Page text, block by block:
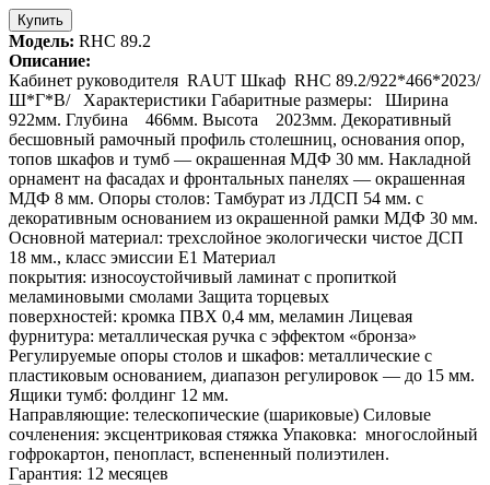
Купить
Модель: RHC 89.2
Описание:
Кабинет руководителя RAUT Шкаф RHC 89.2/922*466*2023/
Ш*Г*В/ Характеристики Габаритные размеры: Ширина
922мм. Глубина 466мм. Высота 2023мм. Декоративный
бесшовный рамочный профиль столешниц, основания опор,
топов шкафов и тумб — окрашенная МДФ 30 мм. Накладной
орнамент на фасадах и фронтальных панелях — окрашенная
МДФ 8 мм. Опоры столов: Тамбурат из ЛДСП 54 мм. с
декоративным основанием из окрашенной рамки МДФ 30 мм.
Основной материал: трехслойное экологически чистое ДСП
18 мм., класс эмиссии Е1 Материал
покрытия: износоустойчивый ламинат с пропиткой
меламиновыми смолами Защита торцевых
поверхностей: кромка ПВХ 0,4 мм, меламин Лицевая
фурнитура: металлическая ручка с эффектом «бронза»
Регулируемые опоры столов и шкафов: металлические с
пластиковым основанием, диапазон регулировок — до 15 мм.
Ящики тумб: фолдинг 12 мм.
Направляющие: телескопические (шариковые) Силовые
сочленения: эксцентриковая стяжка Упаковка: многослойный
гофрокартон, пенопласт, вспененный полиэтилен.
Гарантия: 12 месяцев